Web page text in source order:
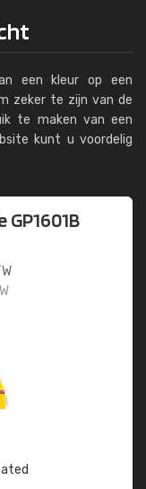
een kleur op een
zeker te zijn van de
te maken van een
kunt u voordelig